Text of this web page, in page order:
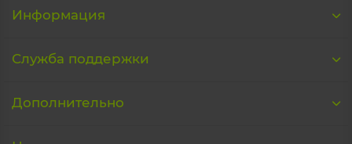
Информация
Служба поддержки
Дополнительно